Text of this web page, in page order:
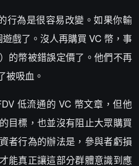
行為是很容易改變。如果你輸
戲了。沒人再購買 VC 幣，事
的幣被錯誤定價了。他們不再
被吸血。
低流通的 VC 幣文章，但他
目標，也並沒有阻止大眾購買
者行為的辦法是，參與者虧損
能真正讓這部分群體意識到應